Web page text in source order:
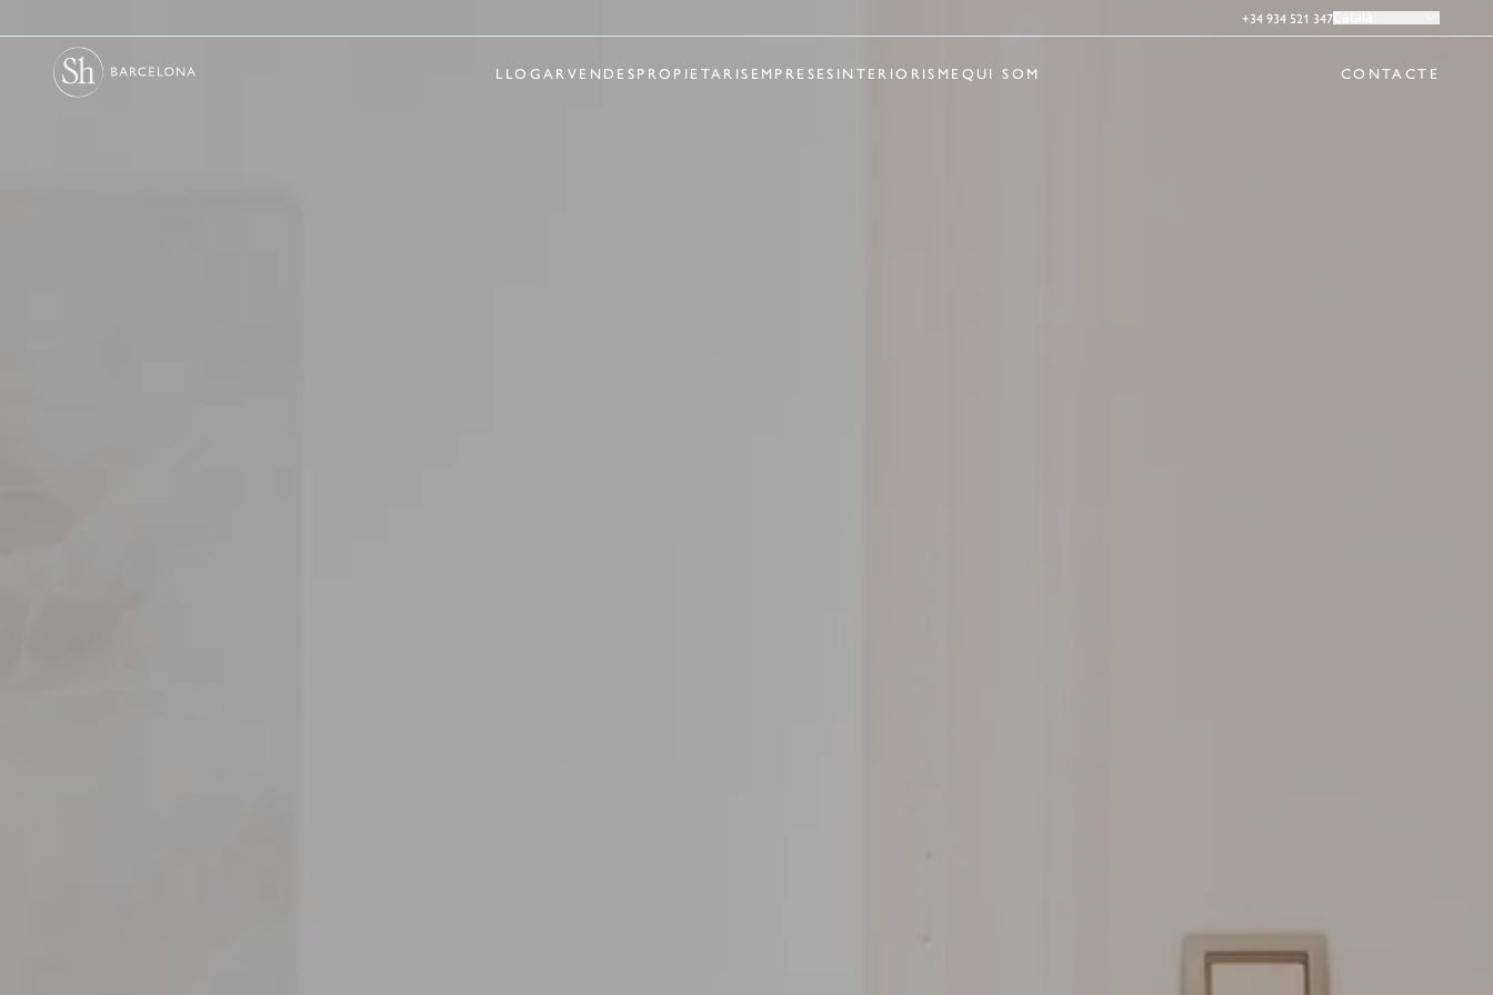
+34 934 521 347Català
LLOGAR VENDESPROPIETARIS EMPRESES INTERIORISME QUI SOM CONTACTE